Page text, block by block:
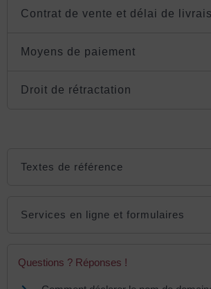
Contrat de vente et délai de
Moyens de paiement
Droit de rétractation
Textes de référence
Services en ligne et formulaires
Questions ? Réponses !